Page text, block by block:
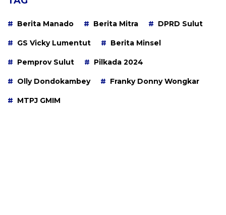
Berita Manado Berita Mitra DPRD Sulut
GS Vicky Lumentut Berita Minsel
Pemprov Sulut Pilkada 2024
Olly Dondokambey Franky Donny Wongkar
MTPJ GMIM